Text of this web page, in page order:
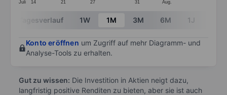
Juli 14 21 27 31 Aug.
End of interactive chart.
Tagesverlauf 1W 1M 3M 6M 1J
Konto eröffnen um Zugriff auf mehr Diagramm- und
Analyse-Tools zu erhalten.
Gut zu wissen: Die Investition in Aktien neigt dazu,
langfristig positive Renditen zu bieten, aber sie ist auch